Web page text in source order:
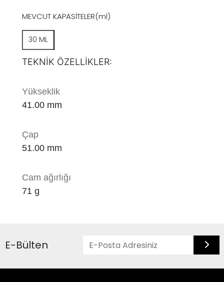
MEVCUT KAPASİTELER(ml)
30 ML
TEKNİK ÖZELLİKLER:
Yükseklik
41.00 mm
Çap
51.00 mm
Cam ağırlığı
71g
E-Bülten